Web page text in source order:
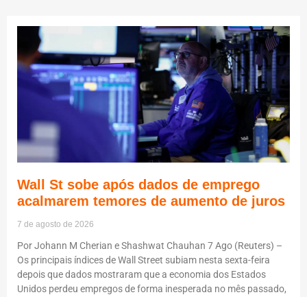
Wall St sobe após dados de emprego
acalmarem temores de aumento de juros
7 de agosto de 2026
Por Johann M Cherian e Shashwat Chauhan 7 Ago (Reuters) –
Os principais índices de Wall Street subiam nesta sexta-feira
depois que dados mostraram que a economia dos Estados
Unidos perdeu empregos de forma inesperada no mês passado,